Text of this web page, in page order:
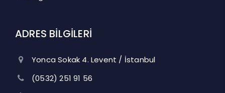
ADRES BİLGİLERİ
Yonca Sokak 4. Levent / İstanbul
(0532) 251 91 56